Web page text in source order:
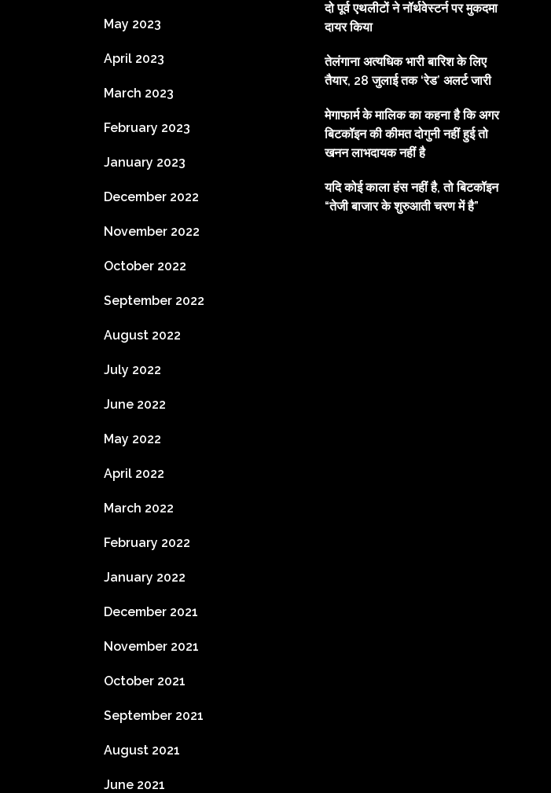
May 2023
April 2023
March 2023
February 2023
January 2023
December 2022
November 2022
October 2022
September 2022
August 2022
July 2022
June 2022
May 2022
April 2022
March 2022
February 2022
January 2022
December 2021
November 2021
October 2021
September 2021
August 2021
June 2021
दो पूर्व एथलीटों ने नॉर्थवेस्टर्न पर मुकदमा
दायर किया
तेलंगाना अत्यधिक भारी बारिश के लिए
तैयार, 28 जुलाई तक ‘रेड’ अलर्ट जारी
मेगाफार्म के मालिक का कहना है कि अगर
बिटकॉइन की कीमत दोगुनी नहीं हुई तो
खनन लाभदायक नहीं है
यदि कोई काला हंस नहीं है, तो बिटकॉइन
“तेजी बाजार के शुरुआती चरण में है”